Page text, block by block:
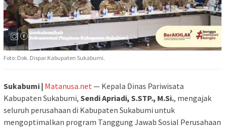
Foto: Dok. Dispar Kabupaten Sukabumi.
Sukabumi | Matanusa.net — Kepala Dinas Pariwisata
Kabupaten Sukabumi, Sendi Apriadi, S.STP., M.Si., mengajak
seluruh perusahaan di Kabupaten Sukabumi untuk
mengoptimalkan program Tanggung Jawab Sosial Perusahaan